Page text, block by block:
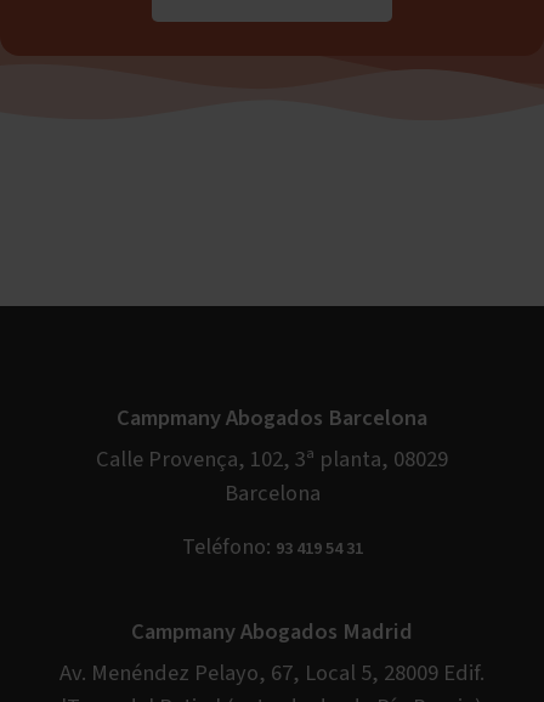
Campmany Abogados Barcelona
Calle Provença, 102, 3ª planta, 08029
Barcelona
Teléfono: 93 419 54 31
Campmany Abogados Madrid
Av. Menéndez Pelayo, 67, Local 5, 28009 Edif.